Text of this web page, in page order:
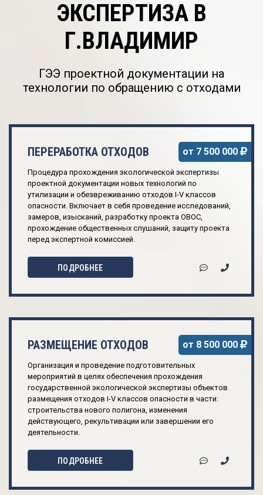
ЭКСПЕРТИЗА В
Г.ВЛАДИМИР
ГЭЭ проектной документации на
технологии по обращению с отходами
от 7 500 000
ПЕРЕРАБОТКА ОТХОДОВ
Процедура прохождения экологической экспертизы
проектной документации новых технологий по
утилизации и обезвреживанию отходов I-V классов
опасности. Включает в себя проведение исследований,
замеров, изысканий, разработку проекта ОВОС,
прохождение общественных слушаний, защиту проекта
перед экспертной комиссией.
ПОДРОБНЕЕ
от 8 500 000
РАЗМЕЩЕНИЕ ОТХОДОВ
Организация и проведение подготовительных
мероприятий в целях обеспечения прохождения
государственной экологической экспертизы объектов
размещения отходов I-V классов опасности в части:
строительства нового полигона, изменения
действующего, рекультивации или завершении его
деятельности.
ПОДРОБНЕЕ